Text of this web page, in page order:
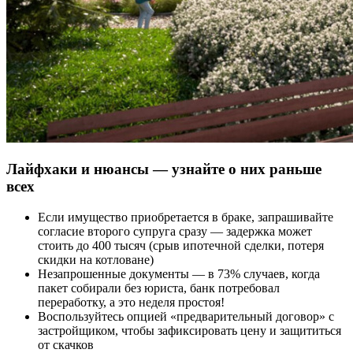
Лайфхаки и нюансы — узнайте о них раньше
всех
Если имущество приобретается в браке, запрашивайте
согласие второго супруга сразу — задержка может
стоить до 400 тысяч (срыв ипотечной сделки, потеря
скидки на котловане)
Незапрошенные документы — в 73% случаев, когда
пакет собирали без юриста, банк потребовал
переработку, а это неделя простоя!
Воспользуйтесь опцией «предварительный договор» с
застройщиком, чтобы зафиксировать цену и защититься
от скачков